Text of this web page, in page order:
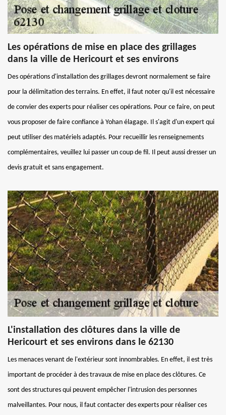
Les opérations de mise en place des grillages
dans la ville de Hericourt et ses environs
Des opérations d'installation des grillages devront normalement se faire
pour la délimitation des terrains. En effet, il faut noter qu'il est nécessaire
de convier des experts pour réaliser ces opérations. Pour ce faire, on peut
vous proposer de faire confiance à Yohan élagage. Il s'agit d'un expert qui
peut utiliser des matériels adaptés. Pour recueillir les renseignements
complémentaires, veuillez lui passer un coup de fil. Il peut aussi dresser un
devis gratuit et sans engagement.
L'installation des clôtures dans la ville de
Hericourt et ses environs dans le 62130
Les menaces venant de l'extérieur sont innombrables. En effet, il est très
important de procéder à des travaux de mise en place des clôtures. Ce
sont des structures qui peuvent empêcher l'intrusion des personnes
malveillantes. Pour nous, il faut contacter des experts pour réaliser ces